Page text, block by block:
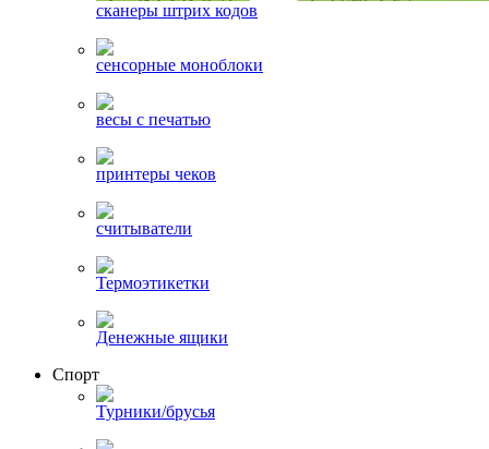
сканеры штрих кодов
сенсорные моноблоки
весы с печатью
принтеры чеков
считыватели
Термоэтикетки
Денежные ящики
Спорт
Турники/брусья